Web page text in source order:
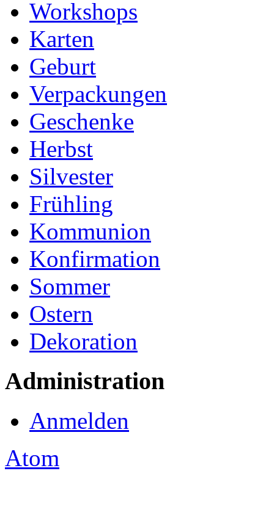
Workshops
Karten
Geburt
Verpackungen
Geschenke
Herbst
Silvester
Frühling
Kommunion
Konfirmation
Sommer
Ostern
Dekoration
Administration
Anmelden
Atom